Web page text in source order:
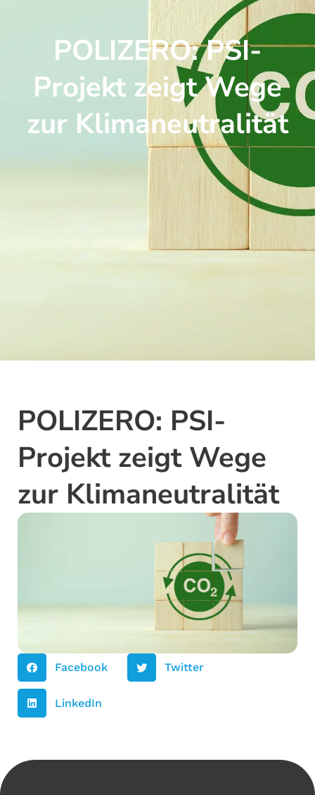
POLIZERO: PSI-
Projekt zeigt Wege
zur Klimaneutralität
POLIZERO: PSI-
Projekt zeigt Wege
zur Klimaneutralität
Facebook Twitter
LinkedIn